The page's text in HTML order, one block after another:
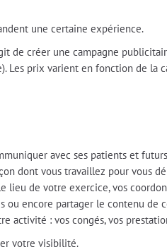
une certaine expérience.
de créer une campagne
Les prix varient en fonction de la
avec ses patients et
dont vous travaillez pour vous
lieu de votre exercice, vos
encore partager le contenu de
activité : vos congés, vos
votre visibilité.